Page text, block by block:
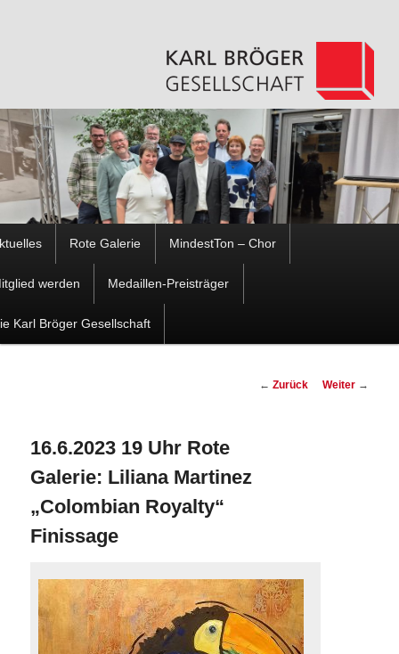
Zum
wechseln
Zum
Inhalt
Rote Galerie MindestTon – Chor
werden Medaillen-Preisträger
Karl Bröger Gesellschaft
Beitragsnavigation
← Zurück Weiter →
16.6.2023 19 Uhr Rote
Galerie: Liliana Martinez
„Colombian Royalty“
Finissage